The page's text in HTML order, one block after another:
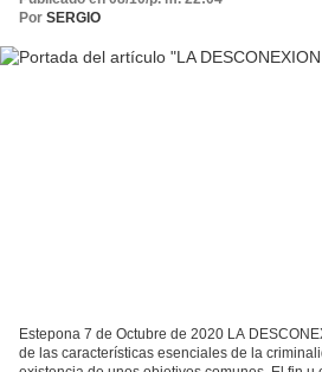
Por SERGIO
Estepona 7 de Octubre de 2020 LA
de las características esenciales de la